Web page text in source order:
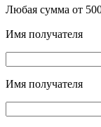
Любая сумма от
Имя получателя
Имя получателя